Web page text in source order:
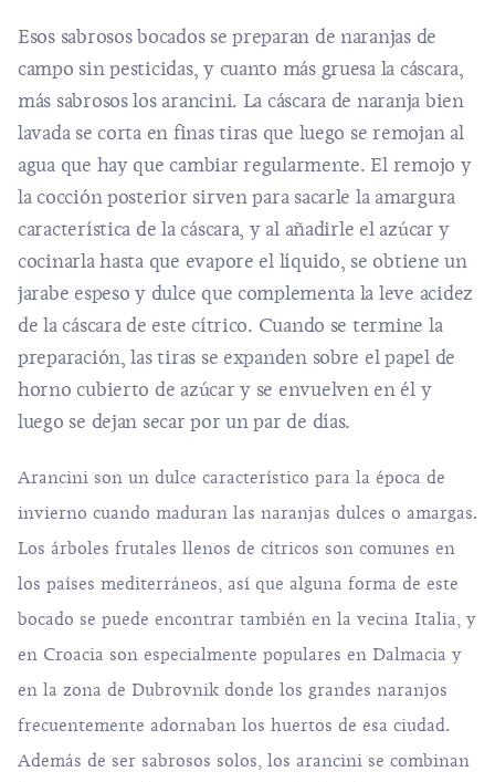
Esos sabrosos bocados se preparan de naranjas de
campo sin pesticidas, y cuanto más gruesa la cáscara,
más sabrosos los arancini. La cáscara de naranja bien
lavada se corta en finas tiras que luego se remojan al
agua que hay que cambiar regularmente. El remojo y
la cocción posterior sirven para sacarle la amargura
característica de la cáscara, y al añadirle el azúcar y
cocinarla hasta que evapore el líquido, se obtiene un
jarabe espeso y dulce que complementa la leve acidez
de la cáscara de este cítrico. Cuando se termine la
preparación, las tiras se expanden sobre el papel de
horno cubierto de azúcar y se envuelven en él y
luego se dejan secar por un par de días.
Arancini son un dulce característico para la época de
invierno cuando maduran las naranjas dulces o amargas.
Los árboles frutales llenos de cítricos son comunes en
los países mediterráneos, así que alguna forma de este
bocado se puede encontrar también en la vecina Italia, y
en Croacia son especialmente populares en Dalmacia y
en la zona de Dubrovnik donde los grandes naranjos
frecuentemente adornaban los huertos de esa ciudad.
Además de ser sabrosos solos, los arancini se combinan